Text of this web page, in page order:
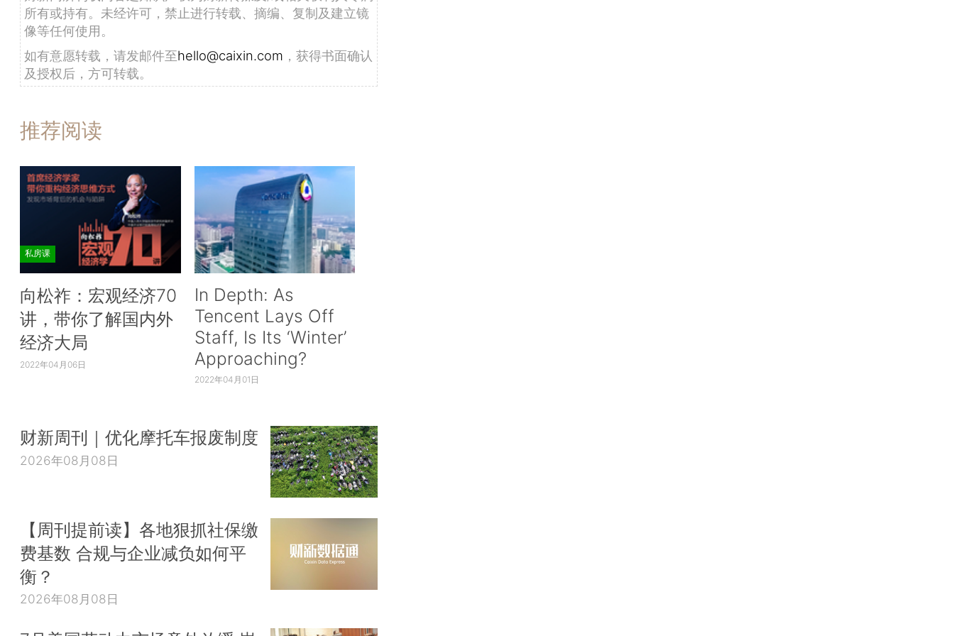
所有或持有。未经许可，禁止进行转载、摘编、复制及建立镜
像等任何使用。
如有意愿转载，请发邮件至hello@caixin.com ，获得书面确认
及授权后，方可转载。
推荐阅读
私房课
向松祚：宏观经济70
讲，带你了解国内外
经济大局
2022年04月06日
In Depth: As
Tencent Lays Off
Staff, Is Its ‘Winter’
Approaching?
2022年04月01日
财新周刊｜优化摩托车报废制度
2026年08月08日
【周刊提前读】各地狠抓社保缴
费基数 合规与企业减负如何平
衡？
2026年08月08日